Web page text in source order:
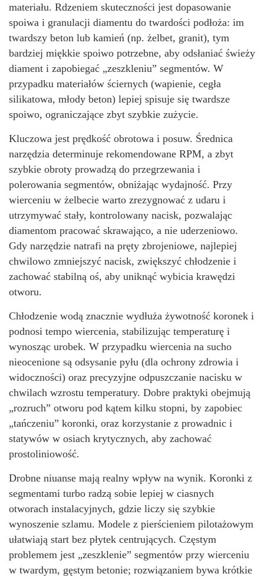
materiału. Rdzeniem skuteczności jest dopasowanie
spoiwa i granulacji diamentu do twardości podłoża: im
twardszy beton lub kamień (np. żelbet, granit), tym
bardziej miękkie spoiwo potrzebne, aby odsłaniać świeży
diament i zapobiegać „zeszkleniu” segmentów. W
przypadku materiałów ściernych (wapienie, cegła
silikatowa, młody beton) lepiej spisuje się twardsze
spoiwo, ograniczające zbyt szybkie zużycie.
Kluczowa jest prędkość obrotowa i posuw. Średnica
narzędzia determinuje rekomendowane RPM, a zbyt
szybkie obroty prowadzą do przegrzewania i
polerowania segmentów, obniżając wydajność. Przy
wierceniu w żelbecie warto zrezygnować z udaru i
utrzymywać stały, kontrolowany nacisk, pozwalając
diamentom pracować skrawająco, a nie uderzeniowo.
Gdy narzędzie natrafi na pręty zbrojeniowe, najlepiej
chwilowo zmniejszyć nacisk, zwiększyć chłodzenie i
zachować stabilną oś, aby uniknąć wybicia krawędzi
otworu.
Chłodzenie wodą znacznie wydłuża żywotność koronek i
podnosi tempo wiercenia, stabilizując temperaturę i
wynosząc urobek. W przypadku wiercenia na sucho
nieocenione są odsysanie pyłu (dla ochrony zdrowia i
widoczności) oraz precyzyjne odpuszczanie nacisku w
chwilach wzrostu temperatury. Dobre praktyki obejmują
„rozruch” otworu pod kątem kilku stopni, by zapobiec
„tańczeniu” koronki, oraz korzystanie z prowadnic i
statywów w osiach krytycznych, aby zachować
prostoliniowość.
Drobne niuanse mają realny wpływ na wynik. Koronki z
segmentami turbo radzą sobie lepiej w ciasnych
otworach instalacyjnych, gdzie liczy się szybkie
wynoszenie szlamu. Modele z pierścieniem pilotażowym
ułatwiają start bez płytek centrujących. Częstym
problemem jest „zeszklenie” segmentów przy wierceniu
w twardym, gęstym betonie; rozwiązaniem bywa krótkie